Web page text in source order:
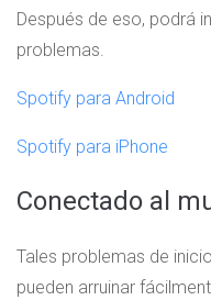
Después de eso, podrá
problemas.
Spotify para Android
Spotify para iPhone
Conectado al
Tales problemas de
pueden arruinar